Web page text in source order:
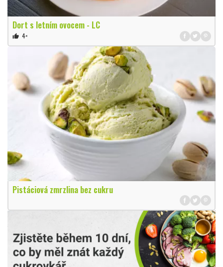
Dort s letním ovocem - LC
thumb_up 4×
Pistáciová zmrzlina bez cukru